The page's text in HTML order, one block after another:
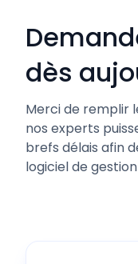
dès
Merci de remplir
nos experts
brefs délais afin
logiciel de